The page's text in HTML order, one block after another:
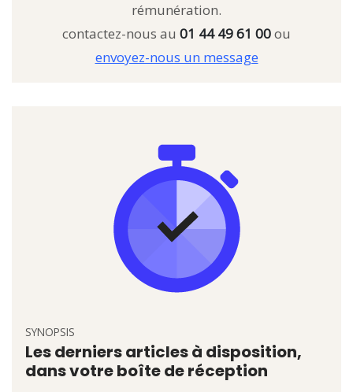
rémunération.
contactez-nous au 01 44 49 61 00ou
envoyez-nous un message
SYNOPSIS
Les derniers articles à disposition,
dans votre boîte de réception